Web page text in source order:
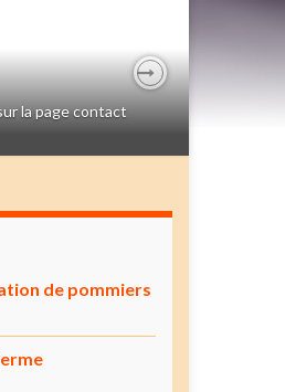
la page contact
Next
de pommiers